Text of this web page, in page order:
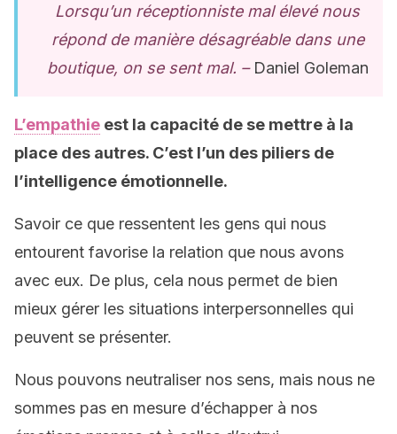
Lorsqu’un réceptionniste mal élevé nous
répond de manière désagréable dans une
boutique, on se sent mal. – Daniel Goleman
L’empathie est la capacité de se mettre à la
place des autres. C’est l’un des piliers de
l’intelligence émotionnelle.
Savoir ce que ressentent les gens qui nous
entourent favorise la relation que nous avons
avec eux. De plus, cela nous permet de bien
mieux gérer les situations interpersonnelles qui
peuvent se présenter.
Nous pouvons neutraliser nos sens, mais nous ne
sommes pas en mesure d’échapper à nos